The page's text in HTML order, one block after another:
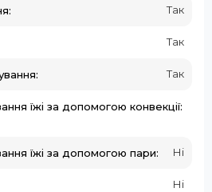
Так
Так
Так
їжі за допомогою конвекції:
їжі за допомогою пари: Ні
Ні